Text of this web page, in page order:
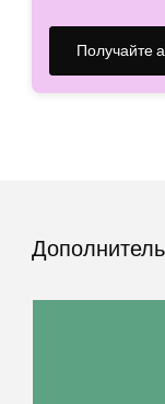
Получайте